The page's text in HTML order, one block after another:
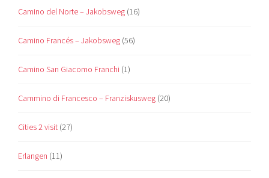
Camino del Norte – Jakobsweg (16)
Camino Francés – Jakobsweg (56)
Camino San Giacomo Franchi (1)
Cammino di Francesco – Franziskusweg (20)
Cities 2 visit (27)
Erlangen (11)